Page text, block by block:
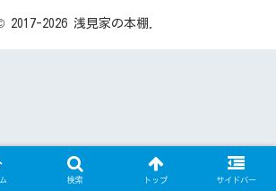
2017-2026 浅見家の本棚.
検索 トップ サイドバー